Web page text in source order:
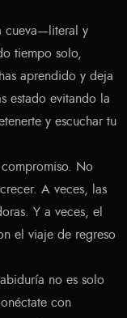
cueva—literal y
tiempo solo,
aprendido y deja
estado evitando la
y escuchar tu
No
A veces, las
Y a veces, el
el viaje de regreso
no es solo
con